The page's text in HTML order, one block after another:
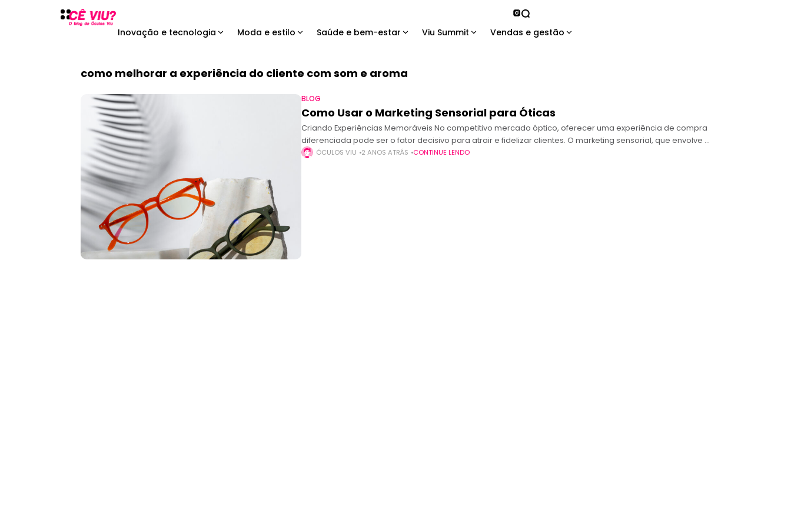
Inovação e tecnologia Moda e estilo Saúde e bem-estar Viu Summit Vendas e gestão
como melhorar a experiência do cliente com som e aroma
BLOG
Como Usar o Marketing Sensorial para Óticas
Criando Experiências Memoráveis No competitivo mercado óptico, oferecer uma experiência de compra
diferenciada pode ser o fator decisivo para atrair e fidelizar clientes. O marketing sensorial, que envolve o
uso ÓCULOS VIU 2 ANOS ATRÁS CONTINUE LENDO